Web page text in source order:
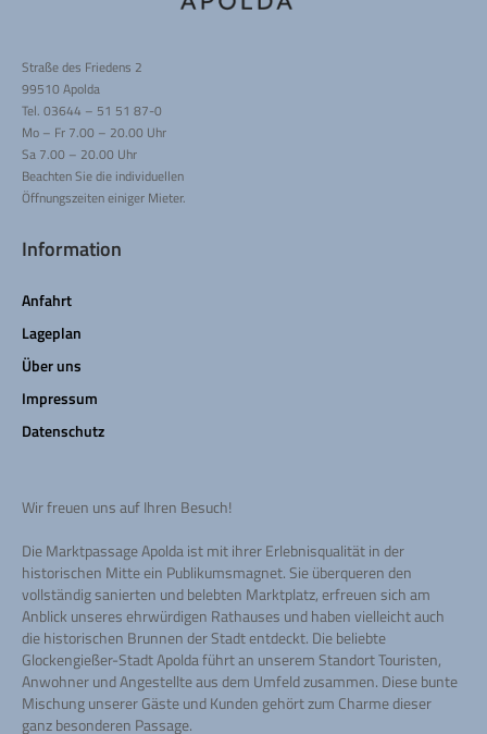
Straße des Friedens 2
99510 Apolda
Tel. 03644 – 51 51 87-0
Mo – Fr 7.00 – 20.00 Uhr
Sa 7.00 – 20.00 Uhr
Beachten Sie die individuellen
Öffnungszeiten einiger Mieter.
Information
Anfahrt
Lageplan
Über uns
Impressum
Datenschutz
Wir freuen uns auf Ihren Besuch!
Die Marktpassage Apolda ist mit ihrer Erlebnisqualität in der
historischen Mitte ein Publikumsmagnet. Sie überqueren den
vollständig sanierten und belebten Marktplatz, erfreuen sich am
Anblick unseres ehrwürdigen Rathauses und haben vielleicht auch
die historischen Brunnen der Stadt entdeckt. Die beliebte
Glockengießer-Stadt Apolda führt an unserem Standort Touristen,
Anwohner und Angestellte aus dem Umfeld zusammen. Diese bunte
Mischung unserer Gäste und Kunden gehört zum Charme dieser
ganz besonderen Passage.